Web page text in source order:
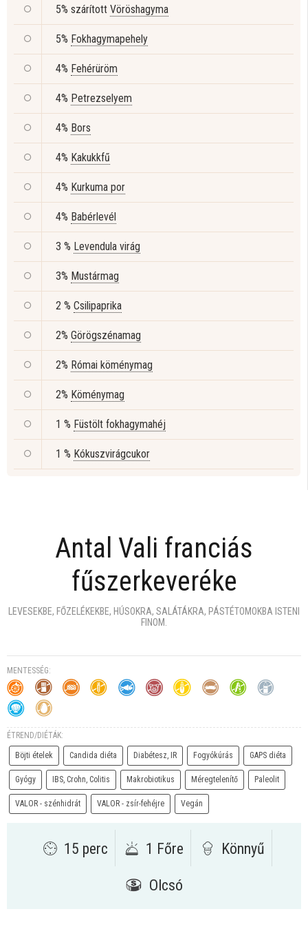
5% szárított Vöröshagyma
5% Fokhagymapehely
4% Fehérüröm
4% Petrezselyem
4% Bors
4% Kakukkfű
4% Kurkuma por
4% Babérlevél
3 % Levendula virág
3% Mustármag
2 % Csilipaprika
2% Görögszénamag
2% Római köménymag
2% Köménymag
1 % Füstölt fokhagymahéj
1 % Kókuszvirágcukor
Antal Vali franciás
fűszerkeveréke
LEVESEKBE, FŐZELÉKEKBE, HÚSOKRA, SALÁTÁKRA, PÁSTÉTOMOKBA ISTENI
FINOM.
MENTESSÉG:
ÉTREND/DIÉTÁK:
Böjti ételek Candida diéta Diabétesz, IR Fogyókúrás GAPS diéta
Gyógy IBS, Crohn, Colitis Makrobiotikus Méregtelenítő Paleolit
VALOR - szénhidrát VALOR - zsír-fehéjre Vegán
15 perc 1 Főre Könnyű
Olcsó